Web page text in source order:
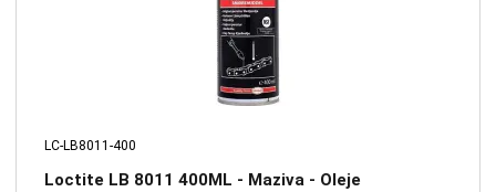
LC-LB8011-400
Loctite LB 8011 400ML - Maziva - Oleje